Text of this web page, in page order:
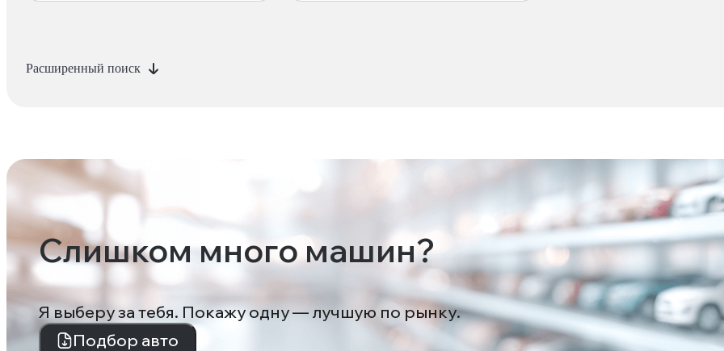
Расширенный поиск
Слишком много машин?
Я выберу за тебя. Покажу одну — лучшую по рынку.
Подбор авто